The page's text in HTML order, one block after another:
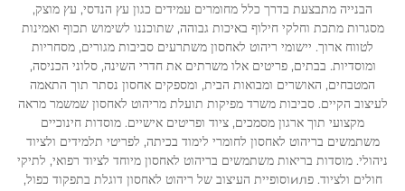
הורדה
לְהִתְחַבֵּר אֵלֵינוּ
בְּלוֹגִים
הבנייה מתבצעת בדרך כלל מחומרים עמידים כגון עץ הנדסי, עץ מוצק,
מסגרות מתכת וחלקי חילוף באיכות גבוהה, שתוכננו לשימוש תכוף ואמינות
לטווח ארוך. יישומי ריהוט לאחסון משתרעים סביבות מגורים, מסחריות
ומוסדיות. בבתים, פריטים אלו משרתים את חדרי השינה, סלוני הכניסה,
המטבחים, האושרים ומבואות הבית, ומספקים אחסון נסתר תוך התאמה
לעיצוב הקיים. סביבות משרד מפיקות תועלת מריהוט לאחסון שמשמר מראה
מקצועי תוך ארגון מסמכים, ציוד ופריטים אישיים. מוסדות חינוכיים
משתמשים בריהוט לאחסון לחומרי לימוד בכיתה, לפריטי תלמידים ולציוד
ניהולי. מוסדות בריאות משתמשים בריהוט לאחסון מיוחד לציוד רפואי, לתיקי
חולים ולציוד. פилוסופיית העיצוב של ריהוט לאחסון דוגלת בתפקוד כפול,